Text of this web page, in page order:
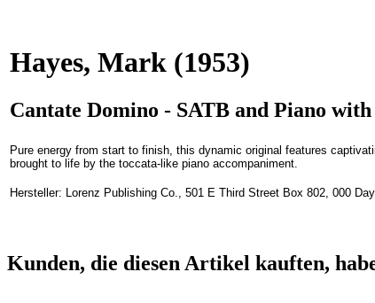
Hayes, Mark (1953)
Cantate Domino - SATB and Piano
Pure energy from start to finish, this dynamic original features
brought to life by the toccata-like piano accompaniment.
Hersteller: Lorenz Publishing Co., 501 E Third Street Box 802, 000
Kunden, die diesen Artikel kauften,